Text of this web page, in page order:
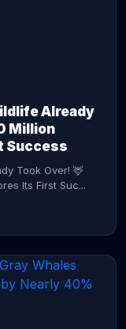
Already
Million
Success
Took Over! 🦌
Its First Suc...